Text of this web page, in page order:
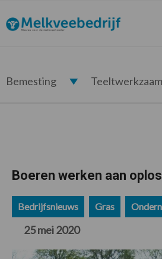
de
hoofdnavigatie
de
hoofd
de
eerste
de
voettekst
Melkveebedrijf.nl
Bemesting
Boeren werken aan
Bedrijfsnieuws Gras
25 mei 2020